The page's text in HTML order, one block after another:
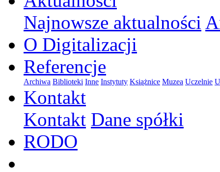
Najnowsze aktualności
O Digitalizacji
Referencje
Archiwa Biblioteki Inne Instytuty Książnice Muzea Uczelnie
Kontakt
Kontakt Dane spółki
RODO